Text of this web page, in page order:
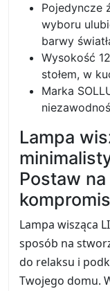
Pojedyncze
wyboru
barwy
Wysokość
stołem, w
Marka
Lampa
Postaw
Lampa wisząca
sposób na
do relaksu i
Twojego domu.